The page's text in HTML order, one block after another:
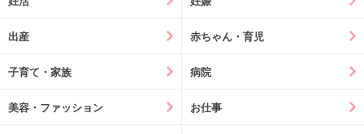
出産 赤ちゃん・育児
子育て・家族 病院
美容・ファッション お仕事